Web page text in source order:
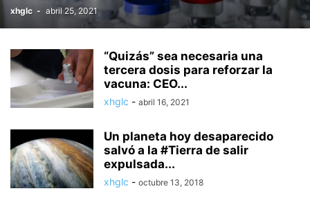
xhglc - abril 25, 2021
“Quizás” sea necesaria una
tercera dosis para reforzar la
vacuna: CEO...
xhglc - abril 16, 2021
Un planeta hoy desaparecido
salvó a la #Tierra de salir
expulsada...
xhglc - octubre 13, 2018